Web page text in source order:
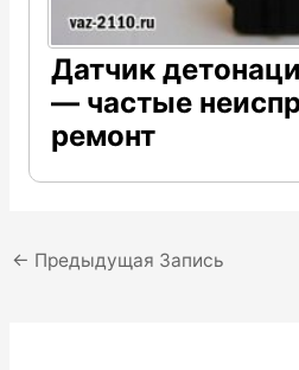
Датчик
— частые
ремонт
Навигация
← Предыдущая Запись